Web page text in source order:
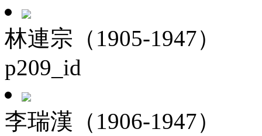
林連宗（1905-1947）
p209_id
李瑞漢（1906-1947）